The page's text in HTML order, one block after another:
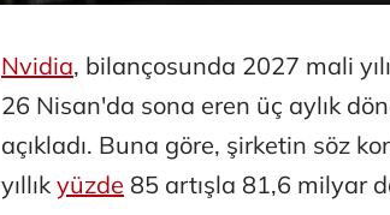
Nvidia, bilançosunda 2027 mali
26 Nisan'da sona eren üç aylık
açıkladı. Buna göre, şirketin söz
yıllık yüzde 85 artışla 81,6 milyar